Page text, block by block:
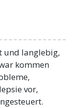
und langlebig,
kommen
vor,